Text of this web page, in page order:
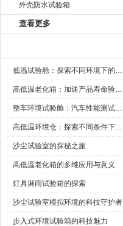
外壳防水试验箱
查看更多
低温试验舱：探索不同环境下的科技边界
高低温老化箱：加速产品寿命验证的可靠伙伴
整车环境试验舱：汽车性能测试的设备
高低温环境仓：探索不同条件下的科学奥秘
沙尘试验室的探秘之旅
高低温老化箱的多维应用与意义
灯具淋雨试验箱的探索
沙尘试验室模拟环境的科技守护者
步入式环境试验箱的科技魅力